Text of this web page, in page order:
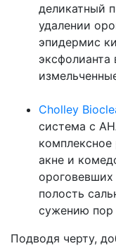
деликатный
удалении
эпидермис
эксфолианта
Cholley
система с
акне и
полость
сужению пор
Подводя черту,